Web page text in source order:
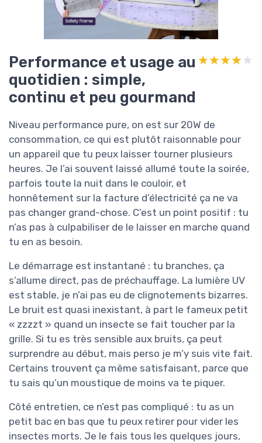
Performance et usage au
quotidien : simple,
continu et peu gourmand
★★★★★
★★★★★
Niveau performance pure, on est sur 20W de
consommation, ce qui est plutôt raisonnable pour
un appareil que tu peux laisser tourner plusieurs
heures. Je l’ai souvent laissé allumé toute la soirée,
parfois toute la nuit dans le couloir, et
honnêtement sur la facture d’électricité ça ne va
pas changer grand-chose. C’est un point positif : tu
n’as pas à culpabiliser de le laisser en marche quand
tu en as besoin.
Le démarrage est instantané : tu branches, ça
s’allume direct, pas de préchauffage. La lumière UV
est stable, je n’ai pas eu de clignotements bizarres.
Le bruit est quasi inexistant, à part le fameux petit
« zzzzt » quand un insecte se fait toucher par la
grille. Si tu es très sensible aux bruits, ça peut
surprendre au début, mais perso je m’y suis vite fait.
Certains trouvent ça même satisfaisant, parce que
tu sais qu’un moustique de moins va te piquer.
Côté entretien, ce n’est pas compliqué : tu as un
petit bac en bas que tu peux retirer pour vider les
insectes morts. Je le fais tous les quelques jours,